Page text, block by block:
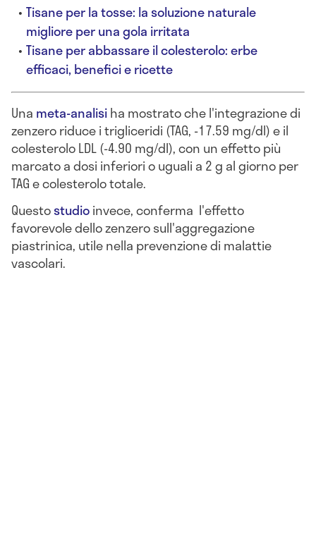
Tisane per la tosse: la soluzione naturale
migliore per una gola irritata
Tisane per abbassare il colesterolo: erbe
efficaci, benefici e ricette
Una meta-analisiha mostrato che l'integrazione di
zenzero riduce i trigliceridi (TAG, -17.59 mg/dl) e il
colesterolo LDL (-4.90 mg/dl), con un effetto più
marcato a dosi inferiori o uguali a 2 g al giorno per
TAG e colesterolo totale.
Questostudioinvece, conferma l'effetto
favorevole dello zenzero sull'aggregazione
piastrinica, utile nella prevenzione di malattie
vascolari.